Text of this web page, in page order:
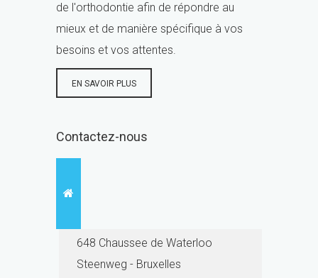
de l'orthodontie afin de répondre au
mieux et de manière spécifique à vos
besoins et vos attentes.
EN SAVOIR PLUS
Contactez-nous
648 Chaussee de Waterloo
Steenweg - Bruxelles